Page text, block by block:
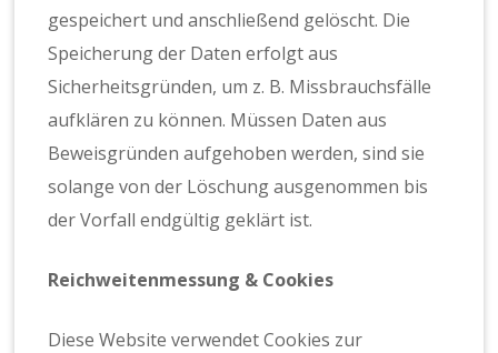
gespeichert und anschließend gelöscht. Die
Speicherung der Daten erfolgt aus
Sicherheitsgründen, um z. B. Missbrauchsfälle
aufklären zu können. Müssen Daten aus
Beweisgründen aufgehoben werden, sind sie
solange von der Löschung ausgenommen bis
der Vorfall endgültig geklärt ist.
Reichweitenmessung & Cookies
Diese Website verwendet Cookies zur